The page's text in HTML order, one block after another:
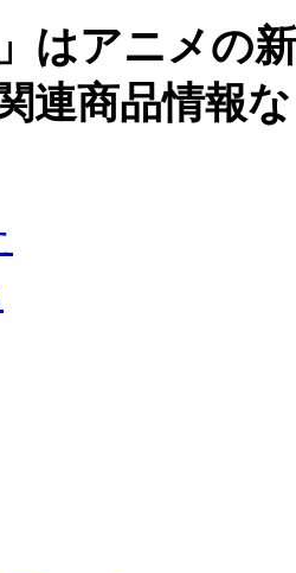
はアニメの
連商品情報